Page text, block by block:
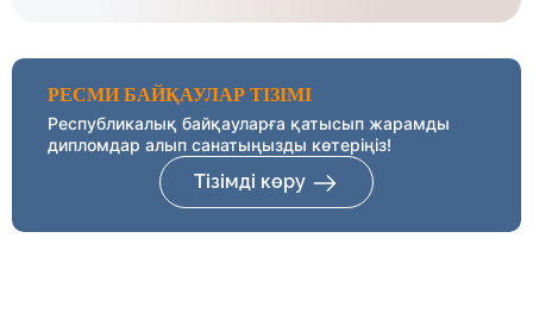
РЕСМИ БАЙҚАУЛАР ТІЗІМІ
Республикалық байқауларға қатысып жарамды
дипломдар алып санатыңызды көтеріңіз!
Тізімді көру